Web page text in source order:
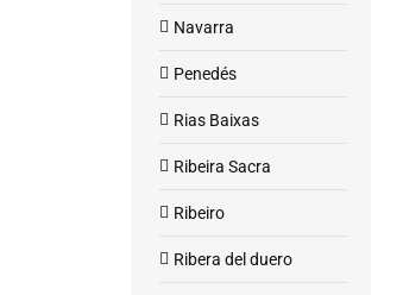
Navarra
Penedés
Rias Baixas
Ribeira Sacra
Ribeiro
Ribera del duero